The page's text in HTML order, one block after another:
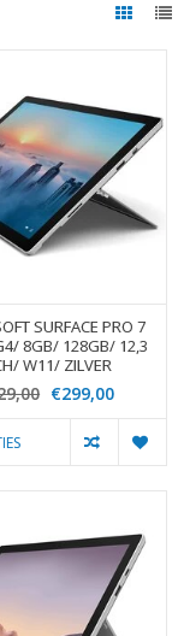
SURFACE PRO 7
8GB/ 128GB/ 12,3
W11/ ZILVER
€299,00